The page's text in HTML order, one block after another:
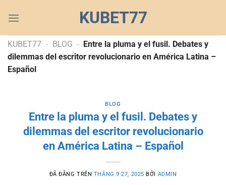
đến
dung
KUBET77
KUBET77 - BLOG - Entre la pluma y el fusil. Debates y
dilemmas del escritor revolucionario en América Latina –
Español
BLOG
Entre la pluma y el fusil. Debates y
dilemmas del escritor revolucionario
en América Latina – Español
ĐÃ ĐĂNG TRÊN THÁNG 9 27, 2025 BỞI ADMIN